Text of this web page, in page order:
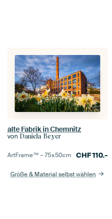
alte Fabrik in Chemnitz
von Daniela Beyer
ArtFrame™ –75×50cm CHF110.-
Größe & Material selbst wählen